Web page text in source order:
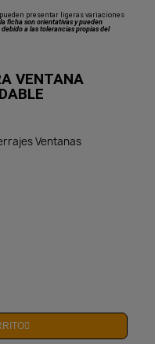
presentar ligeras variaciones
ficha son orientativas y pueden
a las tolerancias propias del
VENTANA
Ventanas